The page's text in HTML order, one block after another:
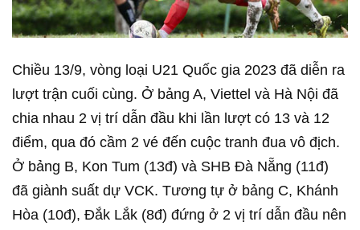
Chiều 13/9, vòng loại U21 Quốc gia 2023 đã diễn ra
lượt trận cuối cùng. Ở bảng A, Viettel và Hà Nội đã
chia nhau 2 vị trí dẫn đầu khi lần lượt có 13 và 12
điểm, qua đó cầm 2 vé đến cuộc tranh đua vô địch.
Ở bảng B, Kon Tum (13đ) và SHB Đà Nẵng (11đ)
đã giành suất dự VCK. Tương tự ở bảng C, Khánh
Hòa (10đ), Đắk Lắk (8đ) đứng ở 2 vị trí dẫn đầu nên